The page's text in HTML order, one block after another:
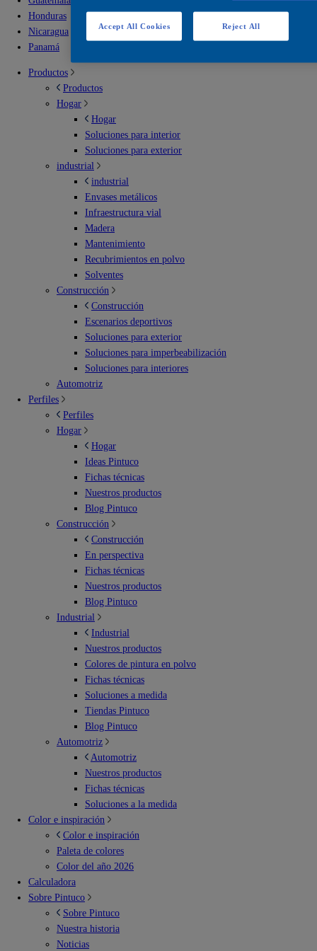
Honduras
Nicaragua
Panamá
Productos
Productos
Hogar
Hogar
Soluciones para interior
Soluciones para exterior
industrial
industrial
Envases metálicos
Infraestructura vial
Madera
Mantenimiento
Recubrimientos en polvo
Solventes
Construcción
Construcción
Escenarios deportivos
Soluciones para exterior
Soluciones para imperbeabilización
Soluciones para interiores
Automotriz
Perfiles
Perfiles
Hogar
Hogar
Ideas Pintuco
Fichas técnicas
Nuestros productos
Blog Pintuco
Construcción
Construcción
En perspectiva
Fichas técnicas
Nuestros productos
Blog Pintuco
Industrial
Industrial
Nuestros productos
Colores de pintura en polvo
Fichas técnicas
Soluciones a medida
Tiendas Pintuco
Blog Pintuco
Automotriz
Automotriz
Nuestros productos
Fichas técnicas
Soluciones a la medida
Color e inspiración
Color e inspiración
Paleta de colores
Color del año 2026
Calculadora
Sobre Pintuco
Sobre Pintuco
Nuestra historia
Noticias
Reject All
Accept All Cookies